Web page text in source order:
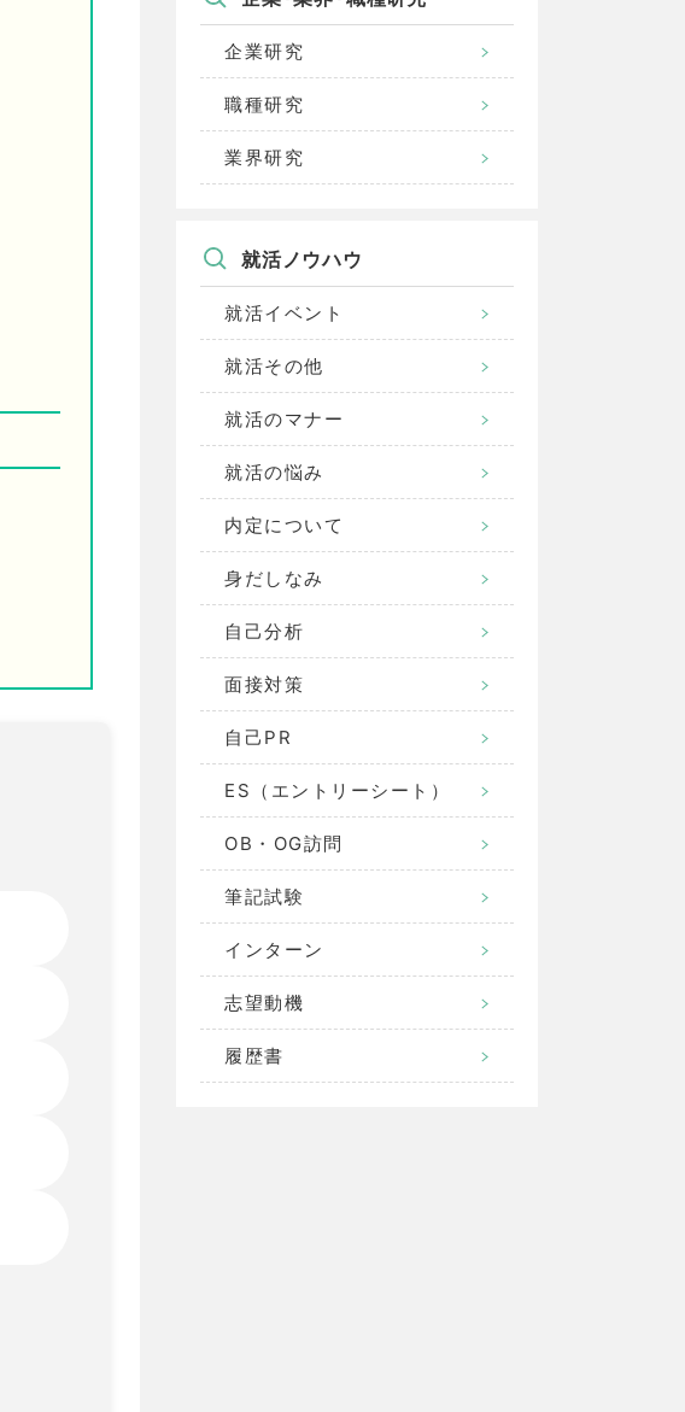
企業研究
職種研究
業界研究
就活ノウハウ
就活イベント
就活その他
就活のマナー
就活の悩み
内定について
身だしなみ
自己分析
面接対策
自己PR
ES（エントリーシート）
OB・OG訪問
筆記試験
インターン
志望動機
履歴書